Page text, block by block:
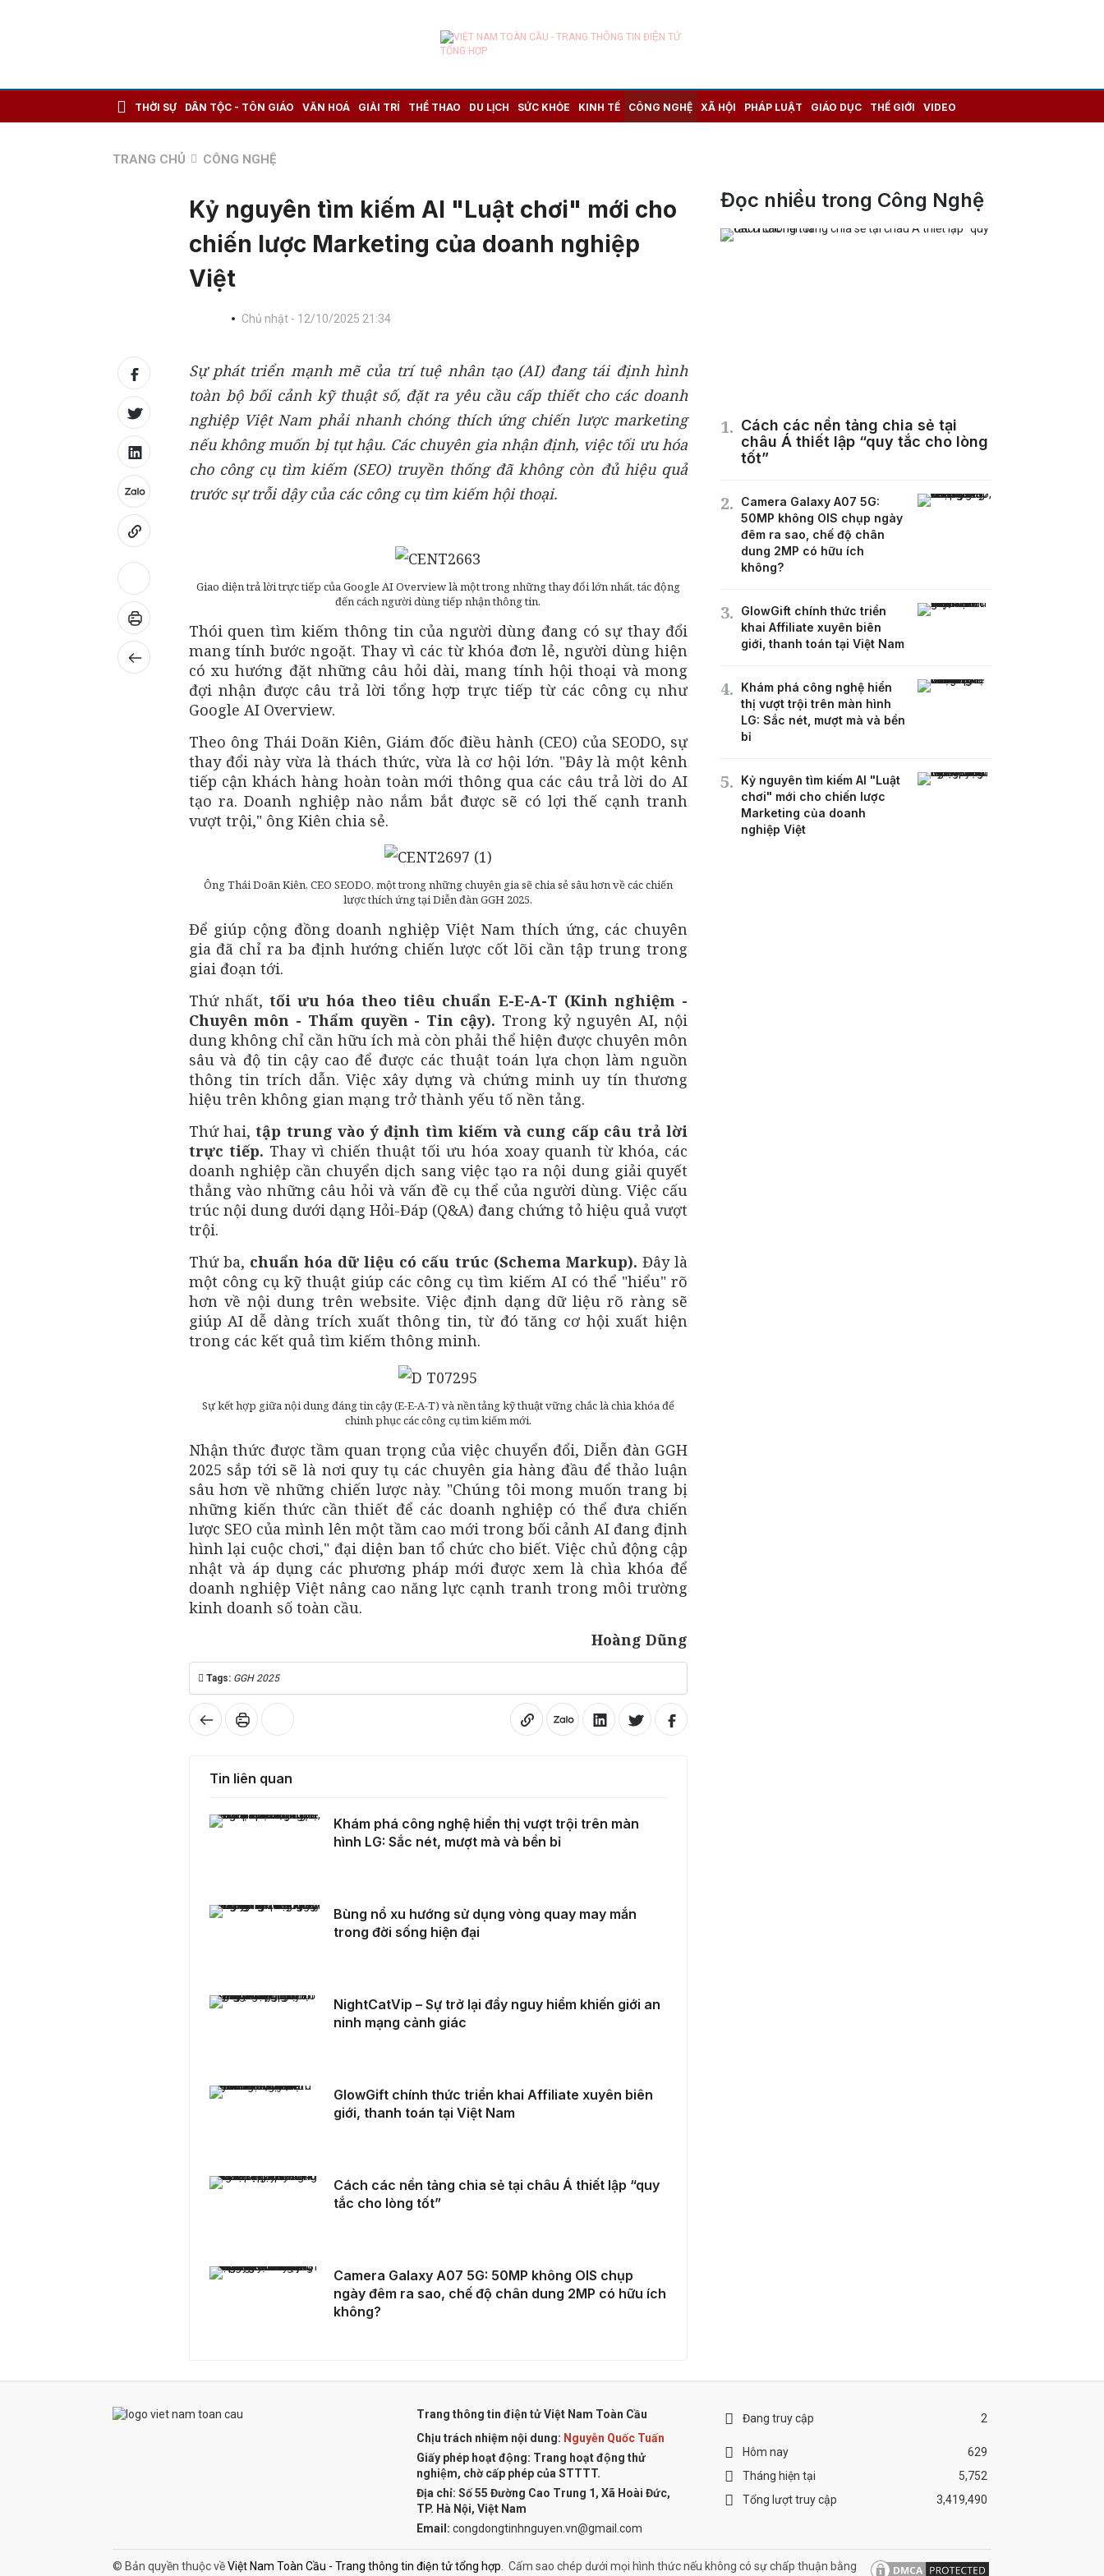
THỜI SỰ DÂN TỘC - TÔN GIÁO VĂN HOÁ GIẢI TRÍ THỂ THAO DU LỊCH SỨC KHỎE KINH TẾ CÔNG NGHỆ XÃ HỘI PHÁP LUẬT GIÁO DỤC THẾ GIỚI VIDEO
TRANG CHỦ CÔNG NGHỆ
Kỷ nguyên tìm kiếm AI "Luật chơi" mới cho
chiến lược Marketing của doanh nghiệp
Việt
Chủ nhật - 12/10/2025 21:34
Sự phát triển mạnh mẽ của trí tuệ nhân tạo (AI) đang tái định hình
toàn bộ bối cảnh kỹ thuật số, đặt ra yêu cầu cấp thiết cho các doanh
nghiệp Việt Nam phải nhanh chóng thích ứng chiến lược marketing
nếu không muốn bị tụt hậu. Các chuyên gia nhận định, việc tối ưu hóa
cho công cụ tìm kiếm (SEO) truyền thống đã không còn đủ hiệu quả
trước sự trỗi dậy của các công cụ tìm kiếm hội thoại.
Giao diện trả lời trực tiếp của Google AI Overview là một trong những thay đổi lớn nhất, tác động
đến cách người dùng tiếp nhận thông tin.
Thói quen tìm kiếm thông tin của người dùng đang có sự thay đổi
mang tính bước ngoặt. Thay vì các từ khóa đơn lẻ, người dùng hiện
có xu hướng đặt những câu hỏi dài, mang tính hội thoại và mong
đợi nhận được câu trả lời tổng hợp trực tiếp từ các công cụ như
Google AI Overview.
Theo ông Thái Doãn Kiên, Giám đốc điều hành (CEO) của SEODO, sự
thay đổi này vừa là thách thức, vừa là cơ hội lớn. "Đây là một kênh
tiếp cận khách hàng hoàn toàn mới thông qua các câu trả lời do AI
tạo ra. Doanh nghiệp nào nắm bắt được sẽ có lợi thế cạnh tranh
vượt trội," ông Kiên chia sẻ.
Ông Thái Doãn Kiên, CEO SEODO, một trong những chuyên gia sẽ chia sẻ sâu hơn về các chiến
lược thích ứng tại Diễn đàn GGH 2025.
Để giúp cộng đồng doanh nghiệp Việt Nam thích ứng, các chuyên
gia đã chỉ ra ba định hướng chiến lược cốt lõi cần tập trung trong
giai đoạn tới.
Thứ nhất, tối ưu hóa theo tiêu chuẩn E-E-A-T (Kinh nghiệm -
Chuyên môn - Thẩm quyền - Tin cậy). Trong kỷ nguyên AI, nội
dung không chỉ cần hữu ích mà còn phải thể hiện được chuyên môn
sâu và độ tin cậy cao để được các thuật toán lựa chọn làm nguồn
thông tin trích dẫn. Việc xây dựng và chứng minh uy tín thương
hiệu trên không gian mạng trở thành yếu tố nền tảng.
Thứ hai,tập trung vào ý định tìm kiếm và cung cấp câu trả lời
trực tiếp. Thay vì chiến thuật tối ưu hóa xoay quanh từ khóa, các
doanh nghiệp cần chuyển dịch sang việc tạo ra nội dung giải quyết
thẳng vào những câu hỏi và vấn đề cụ thể của người dùng. Việc cấu
trúc nội dung dưới dạng Hỏi-Đáp (Q&A) đang chứng tỏ hiệu quả vượt
trội.
Thứ ba, chuẩn hóa dữ liệu có cấu trúc (Schema Markup). Đây là
một công cụ kỹ thuật giúp các công cụ tìm kiếm AI có thể "hiểu" rõ
hơn về nội dung trên website. Việc định dạng dữ liệu rõ ràng sẽ
giúp AI dễ dàng trích xuất thông tin, từ đó tăng cơ hội xuất hiện
trong các kết quả tìm kiếm thông minh.
Sự kết hợp giữa nội dung đáng tin cậy (E-E-A-T) và nền tảng kỹ thuật vững chắc là chìa khóa để
chinh phục các công cụ tìm kiếm mới.
Nhận thức được tầm quan trọng của việc chuyển đổi, Diễn đàn GGH
2025 sắp tới sẽ là nơi quy tụ các chuyên gia hàng đầu để thảo luận
sâu hơn về những chiến lược này. "Chúng tôi mong muốn trang bị
những kiến thức cần thiết để các doanh nghiệp có thể đưa chiến
lược SEO của mình lên một tầm cao mới trong bối cảnh AI đang định
hình lại cuộc chơi," đại diện ban tổ chức cho biết. Việc chủ động cập
nhật và áp dụng các phương pháp mới được xem là chìa khóa để
doanh nghiệp Việt nâng cao năng lực cạnh tranh trong môi trường
kinh doanh số toàn cầu.
Hoàng Dũng
Tags: GGH 2025
Tin liên quan
Khám phá công nghệ hiển thị vượt trội trên màn hình LG: Sắc nét, mượt mà và bền bỉ
Khám phá công nghệ hiển thị vượt trội trên màn
hình LG: Sắc nét, mượt mà và bền bỉ
Bùng nổ xu hướng sử dụng vòng quay may mắn trong đời sống hiện đại
Bùng nổ xu hướng sử dụng vòng quay may mắn
trong đời sống hiện đại
NightCatVip – Sự trở lại đầy nguy hiểm khiến giới an ninh mạng cảnh giác
NightCatVip – Sự trở lại đầy nguy hiểm khiến giới an
ninh mạng cảnh giác
GlowGift chính thức triển khai Affiliate xuyên biên giới, thanh toán tại Việt Nam
GlowGift chính thức triển khai Affiliate xuyên biên
giới, thanh toán tại Việt Nam
Cách các nền tảng chia sẻ tại châu Á thiết lập “quy tắc cho lòng tốt”
Cách các nền tảng chia sẻ tại châu Á thiết lập “quy
tắc cho lòng tốt”
Camera Galaxy A07 5G: 50MP không OIS chụp ngày đêm ra sao, chế độ chân dung 2MP có hữu ích không?
Camera Galaxy A07 5G: 50MP không OIS chụp
ngày đêm ra sao, chế độ chân dung 2MP có hữu ích
không?
Đọc nhiều trong Công Nghệ
Cách các nền tảng chia sẻ tại
châu Á thiết lập “quy tắc cho lòng
tốt”
Camera Galaxy A07 5G:
50MP không OIS chụp ngày
đêm ra sao, chế độ chân
dung 2MP có hữu ích
không?
GlowGift chính thức triển
khai Affiliate xuyên biên
giới, thanh toán tại Việt Nam
Khám phá công nghệ hiển
thị vượt trội trên màn hình
LG: Sắc nét, mượt mà và bền
bỉ
Kỷ nguyên tìm kiếm AI "Luật
chơi" mới cho chiến lược
Marketing của doanh
nghiệp Việt
Trang thông tin điện tử Việt Nam Toàn Cầu
Chịu trách nhiệm nội dung: Nguyễn Quốc Tuấn
Giấy phép hoạt động: Trang hoạt động thử
nghiệm, chờ cấp phép của STTTT.
Địa chỉ: Số 55 Đường Cao Trung 1, Xã Hoài Đức,
TP. Hà Nội, Việt Nam
Email: congdongtinhnguyen.vn@gmail.com
Đang truy cập 2
Hôm nay
629
Tháng hiện tại
5,752
Tổng lượt truy cập
3,419,490
© Bản quyền thuộc vềViệt Nam Toàn Cầu - Trang thông tin điện tử tổng hợp
Cấm sao chép dưới mọi hình thức nếu không có sự chấp thuận bằng